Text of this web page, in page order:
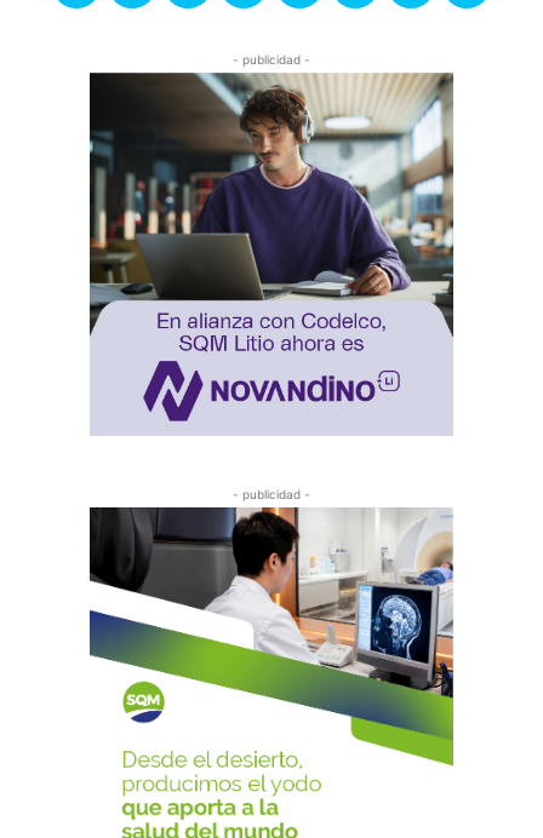
- publicidad -
- publicidad -